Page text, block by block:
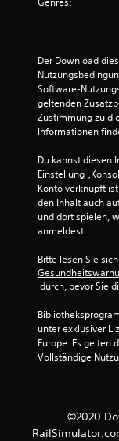
Der Download
Software-
geltenden
Zustimmung zu
Informationen
Du kannst diesen
Einstellung
Konto verknüpft
den Inhalt auch
und dort spielen,
anmeldest.
Bitte lesen Sie
durch, bevor Sie
unter exklusiver
Europe. Es gelten
Vollständige
©2020